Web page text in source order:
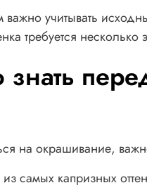
учитывать
требуется
знать
на окрашивание,
самых капризных